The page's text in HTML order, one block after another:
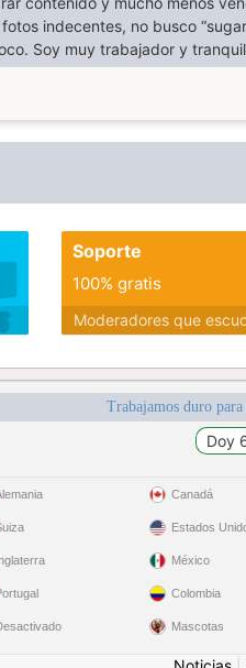
indecentes, no busco
Soy muy trabajador y
Soporte
100% gratis
Moderadores que
Trabajamos duro
Canadá
Estados
México
Colombia
Mascotas